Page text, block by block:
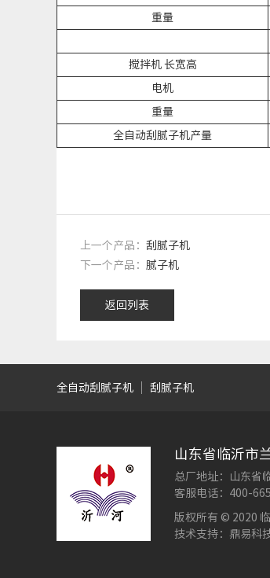
重量
搅拌机 长宽高
电机
重量
全自动刮腻子机产量
上一个产品： 刮腻子机
下一个产品： 腻子机
返回列表
全自动刮腻子机 刮腻子机
山东省临沂市
总厂地址：山东省
客服电话：400-
版权所有 © 2020
技术支持：鼎易科